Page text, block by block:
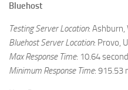
Bluehost
Testing Server Location: Ashburn,
Bluehost Server Location: Provo,
Max Response Time: 10.64
Minimum Response Time: 915.53